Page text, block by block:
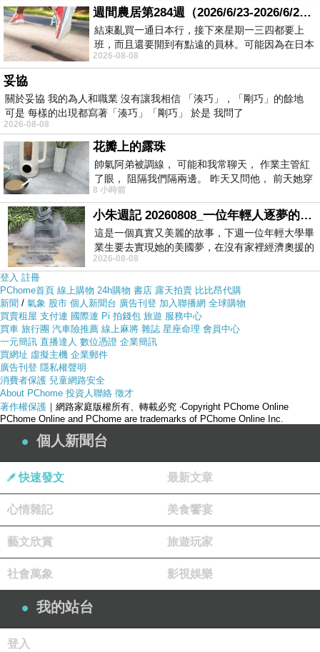
內袋在網路上買應該會比較便宜，【國家地理National
Geographic】NG ZZ-W2160-2 內袋 而且24小時都能買，上
網慢慢挑選，不用等店家開門也不用看店員臉色
各大網路購物網為求有好業績都無所不用其極。因為momo
都有送300元或是500元的折價卷!所以我建議可以上momo
購物網來購買(【國家地理National Geographic】NG ZZ-
W2160-2 內袋
產品網址
週間農居第284週（2026/6/23-2026/6/24) 夏至 金黃稻浪洋溢豐收喜悅
結束亂買一通日本行，接下來星期一三四都要上
班，而且還要開到有點遠的員林。可能因為在日本
花不少錢，星期一出門上班時，心裡沒有一
2026-08-08
妥協
關於妥協 我的為人和職業 沒有讓我相信 「湊巧」，「剛巧」的餘地
可是 每樣的出現都寫著「湊巧」「剛巧」 於是 我問了
2026-08-08
花瓣上的露珠
帥氣阿弟被調線， 可能和我常聊天， 作業主管紅
了眼， 阻隔我們隔兩邊。 昨天又問他， 前天她穿
什麼顏色衣服， 不經
8 小時前
小朱週記 20260808_一位年輕人逐夢的真實故事
這是一個真實又美麗的故事，下週一位年輕大學畢
業生要去實現她的美國夢，在沒有家裡經濟奧援的
情況下，靠著自我努力工作累積出國基
2026-08-08
登入 註冊
PChome首頁 線上購物 24h購物 書店 露天拍賣 比比昂代購
新聞 / 氣象 股市 個人新聞台 廣告刊登 加入聯播網 全球購物
買賣租屋 支付連 國際連 Pi 拍錢包 旅遊 服務中心
買車 旅行團 汽車險推薦 線上麻將 雜誌 星座命理 會員中心
一元簡訊 直播達人 數位憑證 企業簡訊
買網址 虛擬主機 企業郵件
廣告刊登 隱私權聲明
消費者保護 兒童網路安全
About PChome 投資人聯絡 徵才
著作權保護 ｜網路家庭版權所有、轉載必究 ‧Copyright PChome Online
PChome Online and PChome are trademarks of PChome Online Inc.
個人新聞台
快速發文 最新文章
心情雜記 美食饗宴
藝文欣賞 旅遊玩家
社會萬象 影視娛樂
我的站台
登入